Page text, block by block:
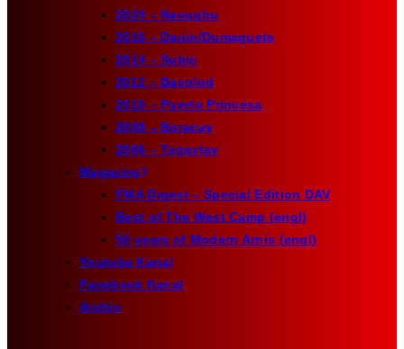
2024 – Nasugbu
2016 – Dauin/Dumaguete
2014 – Subic
2012 – Bacolod
2010 – Puerto Princesa
2008 – Boracay
2006 – Tagaytay
Magazine
FMA Digest – Special Edition DAV
Best of The West Camp (engl)
50 years of Modern Arnis (engl)
Youtube Kanal
Facebook Kanal
Archiv